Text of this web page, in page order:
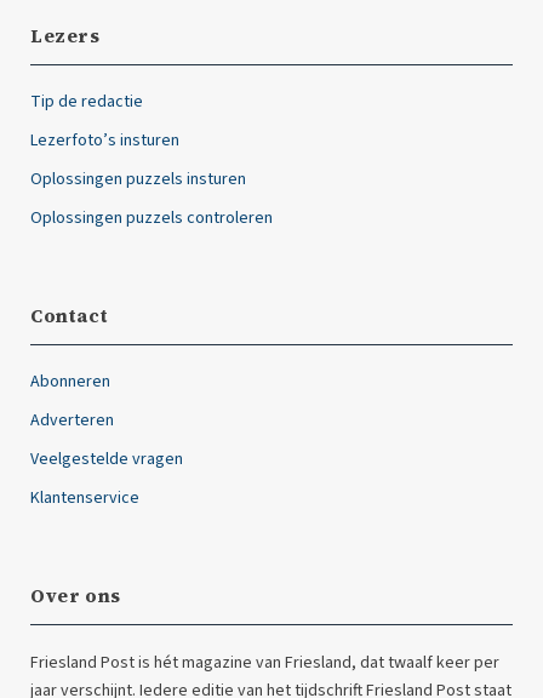
Lezers
Tip de redactie
Lezerfoto’s insturen
Oplossingen puzzels insturen
Oplossingen puzzels controleren
Contact
Abonneren
Adverteren
Veelgestelde vragen
Klantenservice
Over ons
Friesland Post is hét magazine van Friesland, dat twaalf keer per
jaar verschijnt. Iedere editie van het tijdschrift Friesland Post staat